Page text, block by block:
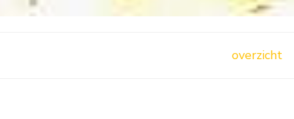
overzicht